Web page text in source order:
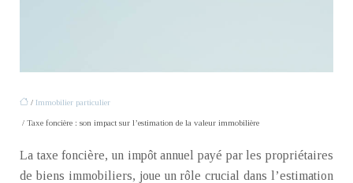
/ Immobilier particulier
/ Taxe foncière : son impact sur l’estimation de la valeur immobilière
La taxe foncière, un impôt annuel payé par les propriétaires
de biens immobiliers, joue un rôle crucial dans l’estimation